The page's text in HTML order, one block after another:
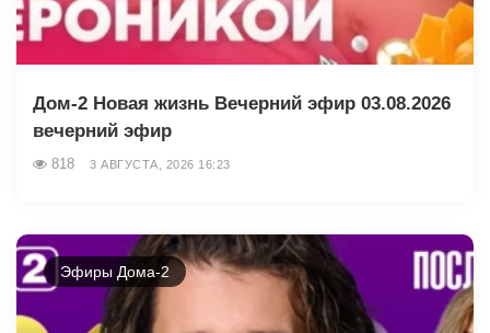
Дом-2 Новая жизнь Вечерний эфир 03.08.2026
вечерний эфир
818 3 АВГУСТА, 2026 16:23
Эфиры Дома-2